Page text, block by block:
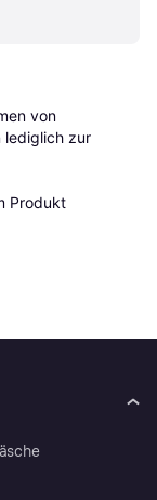
von
lediglich zur
Produkt